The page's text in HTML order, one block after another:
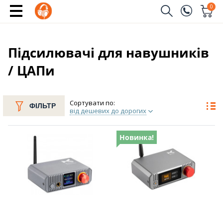
0
Телефон
Надіслати
Підсилювачі для навушників
/ ЦАПи
ФІЛЬТР
Сортувати по:
від дешевих до дорогих
Новинка!